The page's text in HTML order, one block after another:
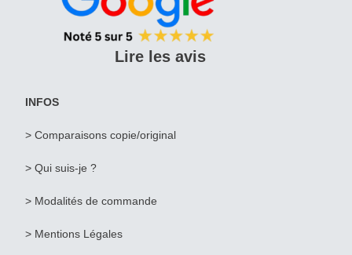
Lire les avis
INFOS
> Comparaisons copie/original
> Qui suis-je ?
> Modalités de commande
> Mentions Légales